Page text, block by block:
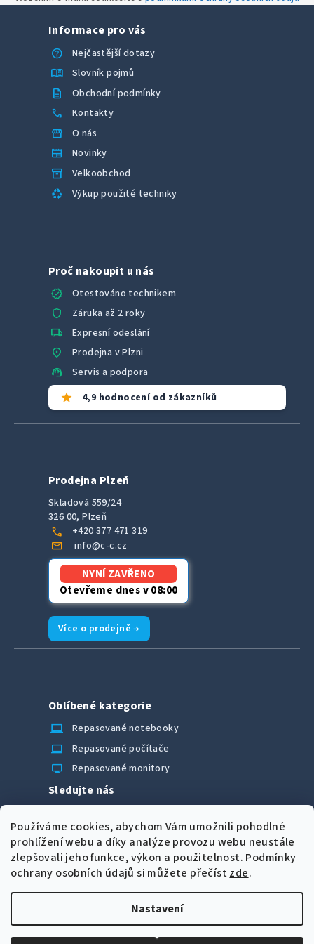
Používáme cookies, abychom Vám umožnili pohodlné
prohlížení webu a díky analýze provozu webu neustále
zlepšovali jeho funkce, výkon a použitelnost. Podmínky
ochrany osobních údajů si můžete přečíst zde.
Nastavení
Informace pro vás
help
Nejčastější dotazy
menu_book Slovník pojmů
description Obchodní podmínky
call Kontakty
storefront O nás
newspaper Novinky
inventory_2 Velkoobchod
recycling Výkup použité techniky
Proč nakoupit u nás
verified
Otestováno technikem
shield Záruka až 2 roky
local_shipping Expresní odeslání
location_on Prodejna v Plzni
support_agent Servis a podpora
star 4,9 hodnocení od zákazníků
Prodejna Plzeň
Skladová 559/24
326 00, Plzeň
call +420 377 471 319
mail info@c-c.cz
NYNÍ ZAVŘENO
Otevřeme dnes v 08:00
Více o prodejně →
Oblíbené kategorie
laptop_chromebook
Repasované notebooky
computer Repasované počítače
monitor Repasované monitory
Sledujte nás
Možnosti úhrady